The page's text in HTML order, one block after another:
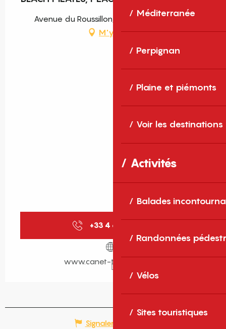
Méditerranée
Perpignan
Plaine et piémonts
Voir les destinations
Activités
Balades
Randonnées
Vélos
Sites touristiques
Avenue du Roussillon, Canet-en-Roussillon
M'y rendre
+33 4 68 86 72
www.canet-tourisme.com
Signaler une erreur